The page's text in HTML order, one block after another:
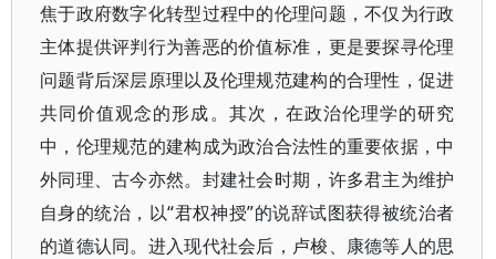
焦于政府数字化转型过程中的伦理问题，不仅为行政
主体提供评判行为善恶的价值标准，更是要探寻伦理
问题背后深层原理以及伦理规范建构的合理性，促进
共同价值观念的形成。其次，在政治伦理学的研究
中，伦理规范的建构成为政治合法性的重要依据，中
外同理、古今亦然。封建社会时期，许多君主为维护
自身的统治，以“君权神授”的说辞试图获得被统治者
的道德认同。进入现代社会后，卢梭、康德等人的思